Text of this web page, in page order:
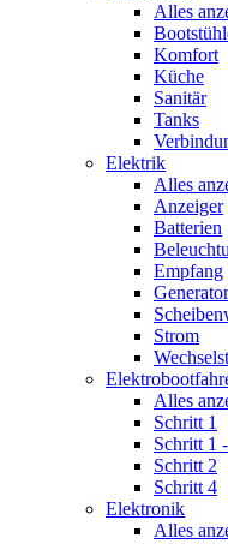
Alles
Komfort
Küche
Sanitär
Tanks
Elektrik
Alles
Anzeiger
Batterien
Empfang
Strom
Alles
Schritt 1
Schritt 1
Schritt 2
Schritt 4
Elektronik
Alles